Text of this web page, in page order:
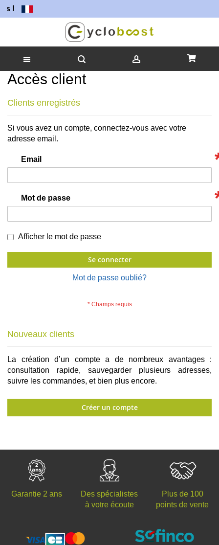
!
Allez
au
Accès client
Clients enregistrés
Si vous avez un compte, connectez-vous avec votre
adresse email.
Email
Mot de passe
Afficher le mot de passe
Se connecter
Mot de passe oublié?
Nouveaux clients
La création d’un compte a de nombreux avantages :
consultation rapide, sauvegarder plusieurs adresses,
suivre les commandes, et bien plus encore.
Créer un compte
Garantie 2 ans
Des spécialistes
à votre écoute
Plus de 100
points de vente